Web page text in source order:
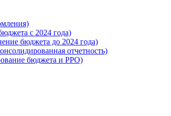
с 2024 года)
бюджета до 2024 года)
отчетность)
бюджета и РРО)